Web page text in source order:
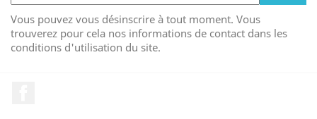
Vous pouvez vous désinscrire à tout moment. Vous
trouverez pour cela nos informations de contact dans les
conditions d'utilisation du site.